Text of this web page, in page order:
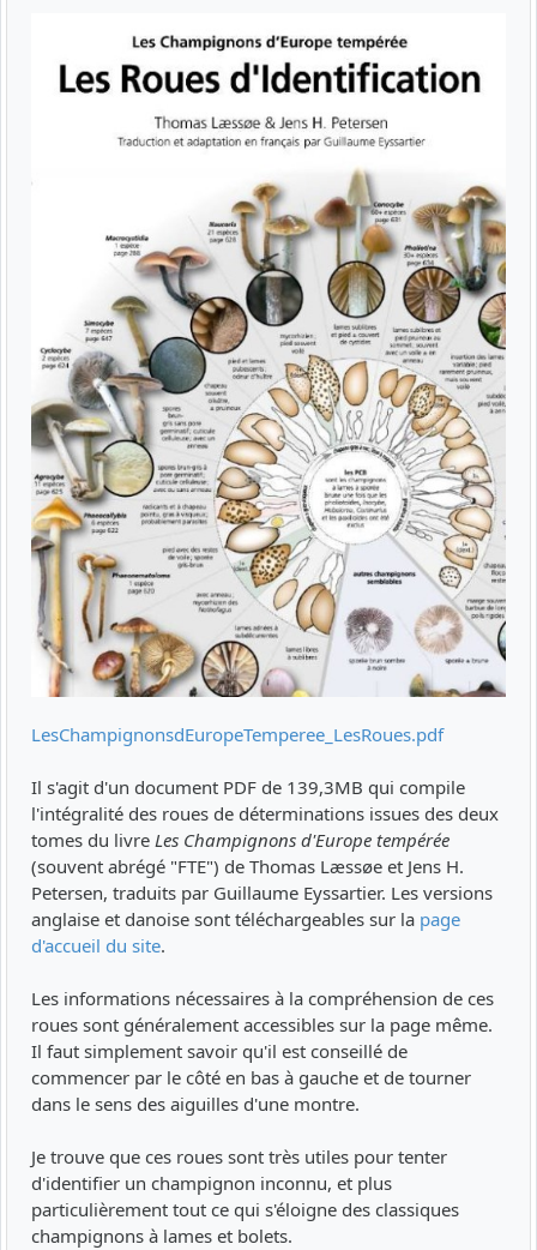
LesChampignonsdEuropeTemperee_LesRoues.pdf
Il s'agit d'un document PDF de 139,3MB qui compile
l'intégralité des roues de déterminations issues des deux
tomes du livre Les Champignons d'Europe tempérée
(souvent abrégé "FTE") de Thomas Læssøe et Jens H.
Petersen, traduits par Guillaume Eyssartier. Les versions
anglaise et danoise sont téléchargeables sur la page
d'accueil du site.
Les informations nécessaires à la compréhension de ces
roues sont généralement accessibles sur la page même.
Il faut simplement savoir qu'il est conseillé de
commencer par le côté en bas à gauche et de tourner
dans le sens des aiguilles d'une montre.
Je trouve que ces roues sont très utiles pour tenter
d'identifier un champignon inconnu, et plus
particulièrement tout ce qui s'éloigne des classiques
champignons à lames et bolets.